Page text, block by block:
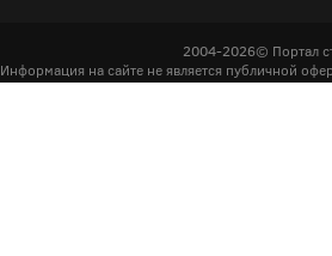
2004-2026© Портал
Информация на сайте не является публичной